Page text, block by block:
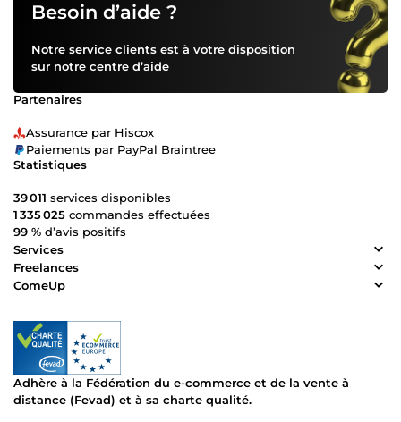
Besoin d’aide ?
Notre service clients est à votre disposition
sur notre centre d’aide
Partenaires
Assurance par Hiscox
Paiements par PayPal Braintree
Statistiques
39 011 services disponibles
1 335 025 commandes effectuées
99 % d’avis positifs
Services
Freelances
ComeUp
Adhère à la Fédération du e-commerce et de la vente à
distance (Fevad) et à sa charte qualité.